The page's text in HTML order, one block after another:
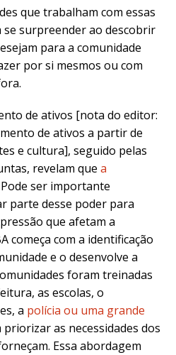
que trabalham com essas
surpreender ao descobrir
para a comunidade
por si mesmos ou com
de ativos [nota do editor:
de ativos a partir de
e cultura], seguido pelas
revelam que a
ser importante
parte desse poder para
que afetam a
começa com a identificação
e o desenvolve a
foram treinadas
as escolas, o
a polícia ou uma grande
priorizar as necessidades dos
Essa abordagem